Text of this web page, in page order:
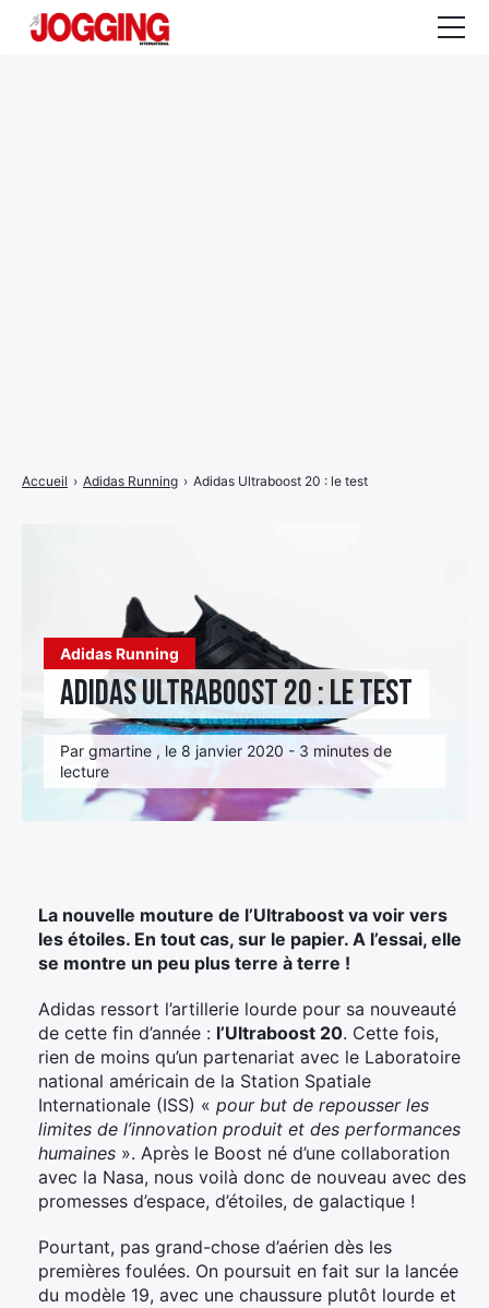
Adidas Running
Adidas Ultraboost 20 : le test
Par gmartine , le 8 janvier 2020 - 3 minutes de
lecture
Accueil › Adidas Running › Adidas Ultraboost 20 : le test
La nouvelle mouture de l’Ultraboost va voir vers
les étoiles. En tout cas, sur le papier. A l’essai, elle
se montre un peu plus terre à terre !
Adidas ressort l’artillerie lourde pour sa nouveauté
de cette fin d’année : l’Ultraboost 20. Cette fois,
rien de moins qu’un partenariat avec le Laboratoire
national américain de la Station Spatiale
Internationale (ISS) « pour but de repousser les
limites de l’innovation produit et des performances
humaines ». Après le Boost né d’une collaboration
avec la Nasa, nous voilà donc de nouveau avec des
promesses d’espace, d’étoiles, de galactique !
Pourtant, pas grand-chose d’aérien dès les
premières foulées. On poursuit en fait sur la lancée
du modèle 19, avec une chaussure plutôt lourde et